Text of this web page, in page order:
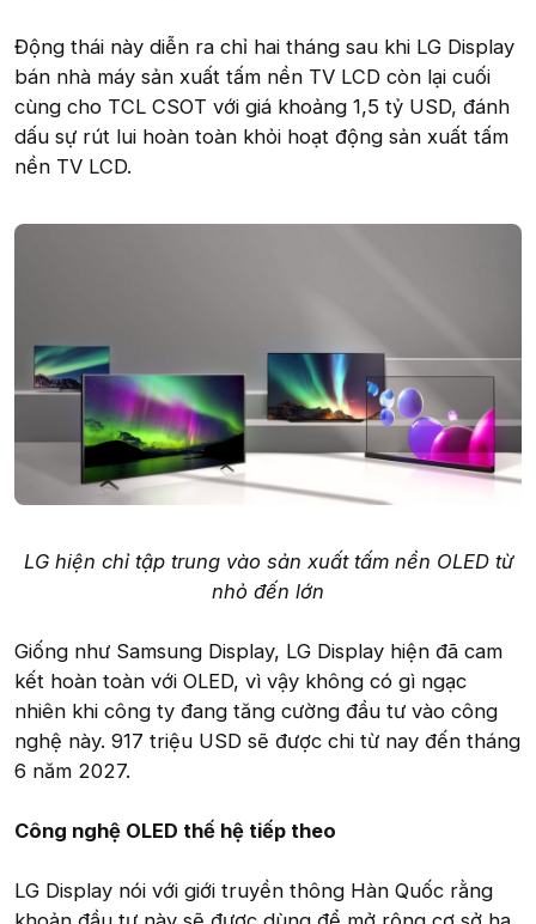
Động thái này diễn ra chỉ hai tháng sau khi LG Display
bán nhà máy sản xuất tấm nền TV LCD còn lại cuối
cùng cho TCL CSOT với giá khoảng 1,5 tỷ USD, đánh
dấu sự rút lui hoàn toàn khỏi hoạt động sản xuất tấm
nền TV LCD.
LG hiện chỉ tập trung vào sản xuất tấm nền OLED từ
nhỏ đến lớn
Giống như Samsung Display, LG Display hiện đã cam
kết hoàn toàn với OLED, vì vậy không có gì ngạc
nhiên khi công ty đang tăng cường đầu tư vào công
nghệ này. 917 triệu USD sẽ được chi từ nay đến tháng
6 năm 2027.
Công nghệ OLED thế hệ tiếp theo
LG Display nói với giới truyền thông Hàn Quốc rằng